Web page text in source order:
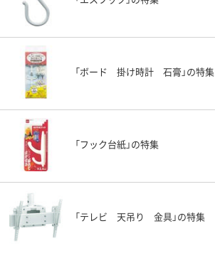
「ボード 掛け時計 石膏」の特集
「フック台紙」の特集
「テレビ 天吊り 金具」の特集